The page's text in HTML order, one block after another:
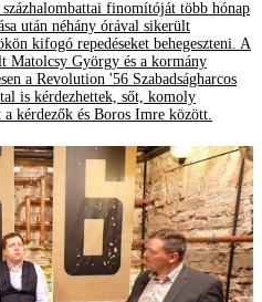
finomítóját több hónap
után néhány órával sikerült
kifogó repedéseket behegeszteni. A
Matolcsy György és a kormány
a Revolution '56 Szabadságharcos
is kérdezhettek, sőt, komoly
kérdezők és Boros Imre között.